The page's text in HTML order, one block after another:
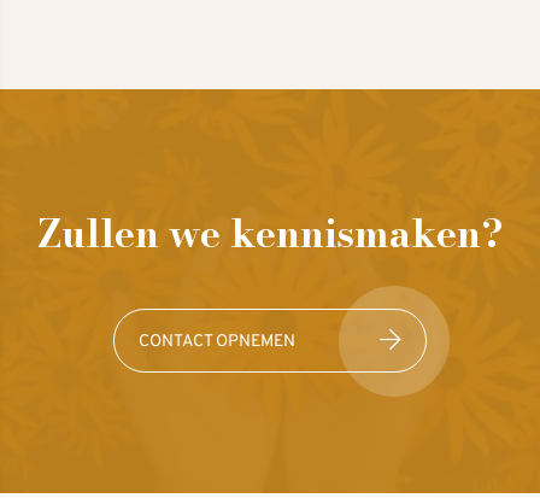
Zullen we kennismaken?
CONTACT OPNEMEN